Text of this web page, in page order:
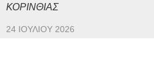
ΚΟΡΙΝΘΙΑΣ
24 ΙΟΥΛΊΟΥ 2026